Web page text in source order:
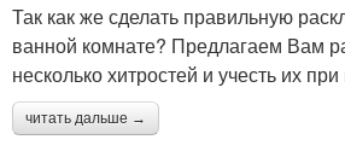
Так как же сделать правильную
ванной комнате? Предлагаем Вам
несколько хитростей и учесть их
читать дальше →